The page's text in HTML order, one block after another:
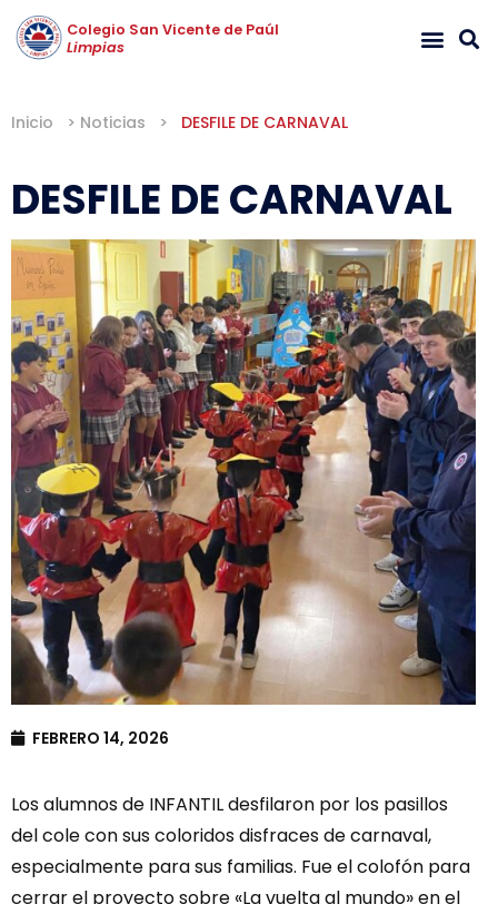
Colegio San Vicente de Paúl
Limpias
Inicio > Noticias > DESFILE DE CARNAVAL
DESFILE DE CARNAVAL
FEBRERO 14, 2026
Los alumnos de INFANTIL desfilaron por los pasillos
del cole con sus coloridos disfraces de carnaval,
especialmente para sus familias. Fue el colofón para
cerrar el proyecto sobre «La vuelta al mundo» en el